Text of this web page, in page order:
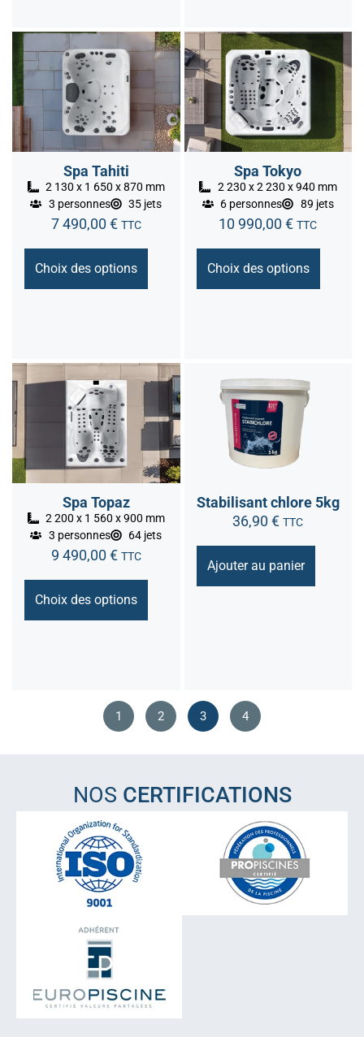
Spa Tahiti
2 130 x 1 650 x 870 mm
3 personnes
35 jets
7 490,00 € TTC
Choix des options
Spa Tokyo
2 230 x 2 230 x 940 mm
6 personnes
89 jets
10 990,00€ TTC
Choix des options
Spa Topaz
2 200 x 1 560 x 900 mm
3 personnes
64 jets
9 490,00 € TTC
Choix des options
Stabilisant chlore 5kg
36,90€ TTC
Ajouter au panier
1 2 3 4
NOS CERTIFICATIONS